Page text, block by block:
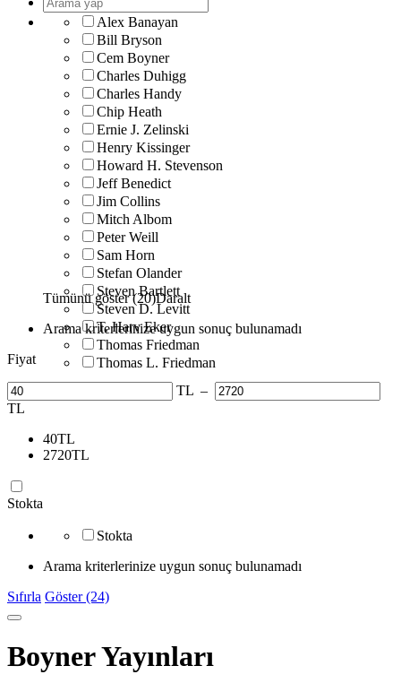
Alex Banayan
Bill Bryson
Cem Boyner
Charles Duhigg
Charles Handy
Chip Heath
Ernie J. Zelinski
Henry Kissinger
Howard H. Stevenson
Jeff Benedict
Jim Collins
Mitch Albom
Peter Weill
Sam Horn
Stefan Olander
Steven Bartlett
Steven D. Levitt
T. Harv Eker
Thomas Friedman
Thomas L. Friedman
Tümünü göster (20)Daralt
Arama kriterlerinize uygun sonuç bulunamadı
Fiyat
TL –
TL
40TL
2720TL
Stokta
Stokta
Arama kriterlerinize uygun sonuç bulunamadı
Sıfırla Göster (24)
Boyner Yayınları